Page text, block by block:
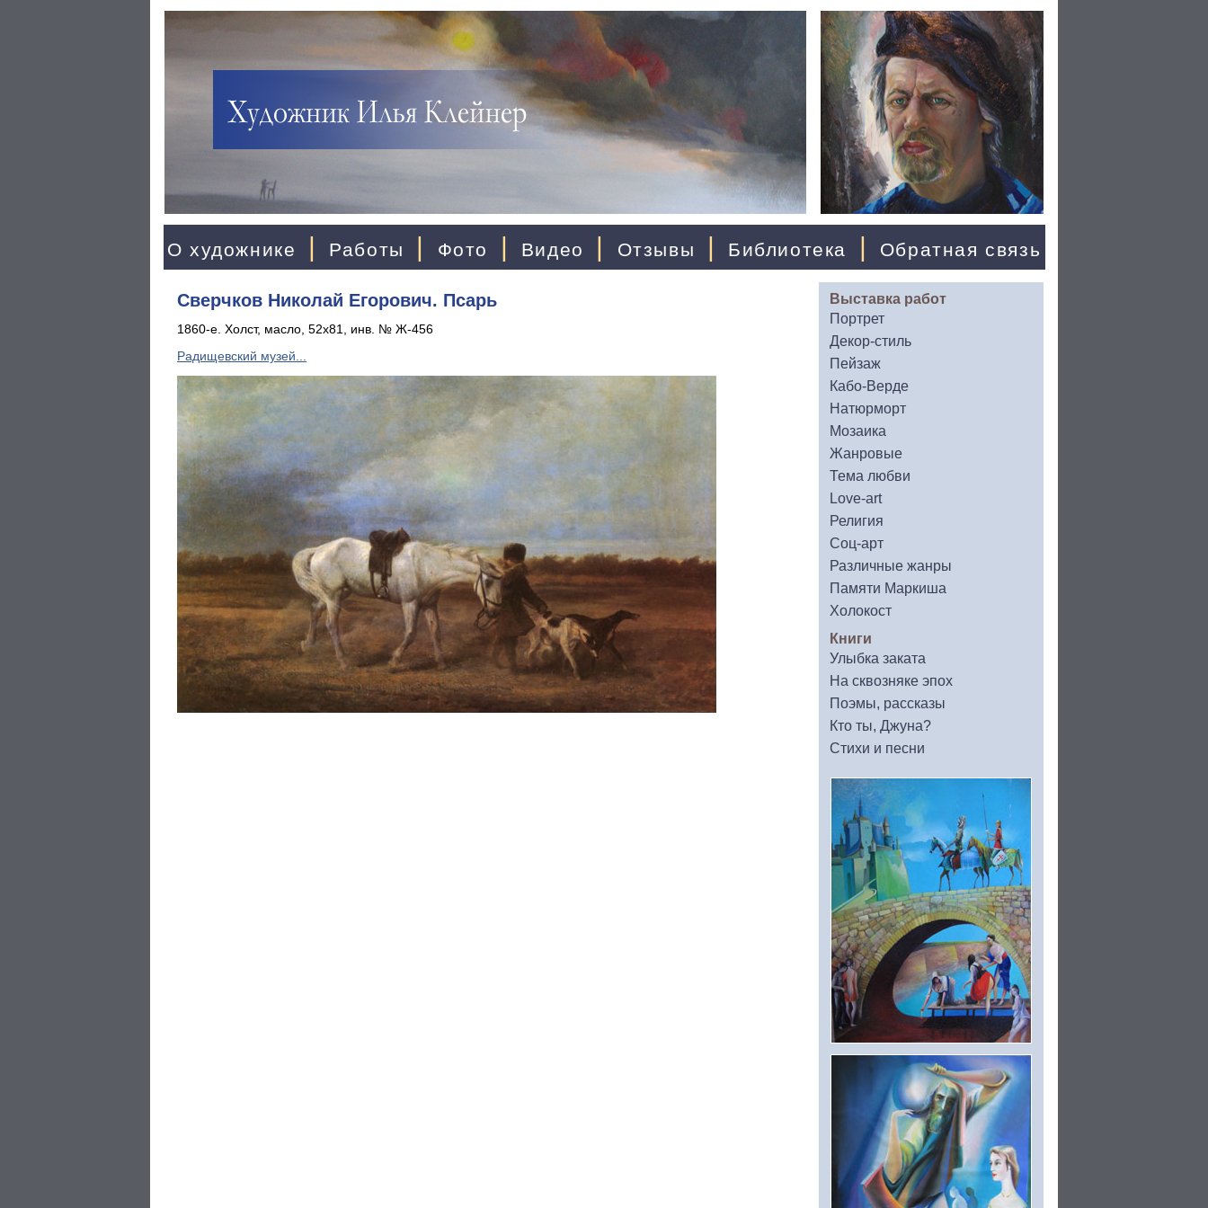
О художнике | Работы | Фото | Видео | Отзывы | Библиотека | Обратная связь
Сверчков Николай Егорович. Псарь
1860-е. Холст, масло, 52x81, инв. № Ж-456
Радищевский музей...
Выставка работ
Портрет
Декор-стиль
Пейзаж
Кабо-Верде
Натюрморт
Мозаика
Жанровые
Тема любви
Love-art
Религия
Соц-арт
Различные жанры
Памяти Маркиша
Холокост
Книги
Улыбка заката
На сквозняке эпох
Поэмы, рассказы
Кто ты, Джуна?
Стихи и песни